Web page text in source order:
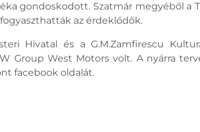
gondoskodott. Szatmár megyéből a
az érdeklődők.
Hivatal és a G.M.Zamfirescu
Group West Motors volt. A nyárra
facebook oldalát.